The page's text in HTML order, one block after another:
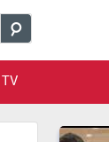
TV